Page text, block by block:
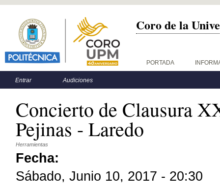
Coro de la
Menú principal PORTADA
Menú secundario
Entrar Audiciones
Concierto de Clausura
Pejinas - Laredo
Herramientas
Fecha:
Sábado, Junio 10, 2017 - 20:30